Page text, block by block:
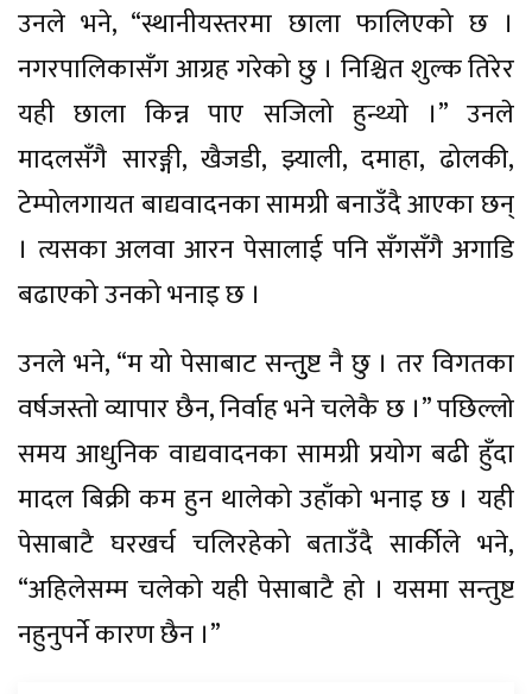
उनले भने, “स्थानीयस्तरमा छाला फालिएको छ ।
नगरपालिकासँग आग्रह गरेको छु । निश्चित शुल्क तिरेर
यही छाला किन्न पाए सजिलो हुन्थ्यो ।” उनले
मादलसँगै सारङ्गी, खैजडी, झ्याली, दमाहा, ढोलकी,
टेम्पोलगायत बाद्यवादनका सामग्री बनाउँदै आएका छन्
। त्यसका अलवा आरन पेसालाई पनि सँगसँगै अगाडि
बढाएको उनको भनाइ छ ।
उनले भने, “म यो पेसाबाट सन्तुुष्ट नै छु । तर विगतका
वर्षजस्तो व्यापार छैन, निर्वाह भने चलेकै छ ।” पछिल्लो
समय आधुनिक वाद्यवादनका सामग्री प्रयोग बढी हुँदा
मादल बिक्री कम हुन थालेको उहाँको भनाइ छ । यही
पेसाबाटै घरखर्च चलिरहेको बताउँदै सार्कीले भने,
“अहिलेसम्म चलेको यही पेसाबाटै हो । यसमा सन्तुष्ट
नहुनुपर्ने कारण छैन ।”